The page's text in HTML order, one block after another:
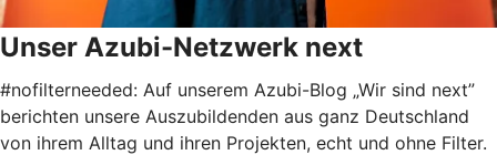
Unser Azubi-Netzwerk next
#nofilterneeded: Auf unserem Azubi-Blog „Wir sind next”
berichten unsere Auszubildenden aus ganz Deutschland
von ihrem Alltag und ihren Projekten, echt und ohne Filter.